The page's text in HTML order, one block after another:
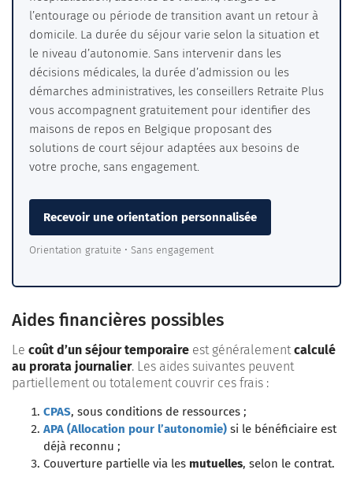
l’entourage ou période de transition avant un retour à
domicile. La durée du séjour varie selon la situation et
le niveau d’autonomie. Sans intervenir dans les
décisions médicales, la durée d’admission ou les
démarches administratives, les conseillers Retraite Plus
vous accompagnent gratuitement pour identifier des
maisons de repos en Belgique proposant des
solutions de court séjour adaptées aux besoins de
votre proche, sans engagement.
Recevoir une orientation personnalisée
Orientation gratuite • Sans engagement
Aides financières possibles
Le coût d’un séjour temporaire est généralement calculé
au prorata journalier. Les aides suivantes peuvent
partiellement ou totalement couvrir ces frais :
CPAS, sous conditions de ressources ;
APA (Allocation pour l’autonomie) si le bénéficiaire est
déjà reconnu ;
Couverture partielle via les mutuelles, selon le contrat.